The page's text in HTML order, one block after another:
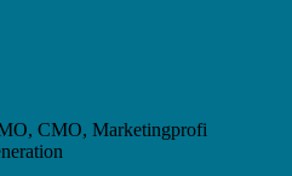
CMO, Marketingprofi